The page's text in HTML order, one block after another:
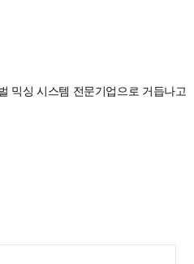
믹싱 시스템 전문기업으로 거듭나고